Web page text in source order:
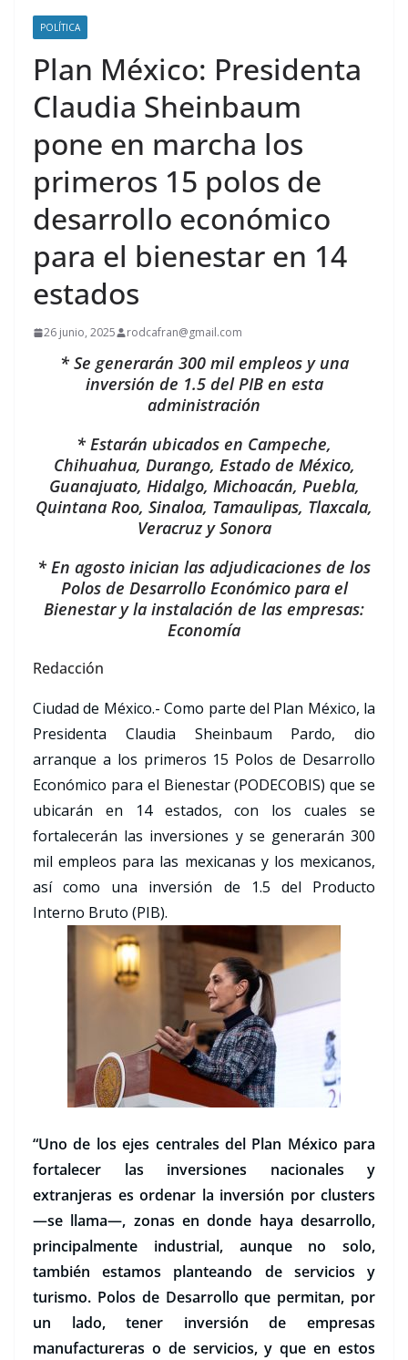
POLÍTICA
Plan México: Presidenta
Claudia Sheinbaum
pone en marcha los
primeros 15 polos de
desarrollo económico
para el bienestar en 14
estados
26 junio, 2025 rodcafran@gmail.com
* Se generarán 300 mil empleos y una
inversión de 1.5 del PIB en esta
administración
* Estarán ubicados en Campeche,
Chihuahua, Durango, Estado de México,
Guanajuato, Hidalgo, Michoacán, Puebla,
Quintana Roo, Sinaloa, Tamaulipas, Tlaxcala,
Veracruz y Sonora
* En agosto inician las adjudicaciones de los
Polos de Desarrollo Económico para el
Bienestar y la instalación de las empresas:
Economía
Redacción
Ciudad de México.- Como parte del Plan México, la
Presidenta Claudia Sheinbaum Pardo, dio
arranque a los primeros 15 Polos de Desarrollo
Económico para el Bienestar (PODECOBIS) que se
ubicarán en 14 estados, con los cuales se
fortalecerán las inversiones y se generarán 300
mil empleos para las mexicanas y los mexicanos,
así como una inversión de 1.5 del Producto
Interno Bruto (PIB).
“Uno de los ejes centrales del Plan México para
fortalecer las inversiones nacionales y
extranjeras es ordenar la inversión por clusters
—se llama—, zonas en donde haya desarrollo,
principalmente industrial, aunque no solo,
también estamos planteando de servicios y
turismo. Polos de Desarrollo que permitan, por
un lado, tener inversión de empresas
manufactureras o de servicios, y que en estos